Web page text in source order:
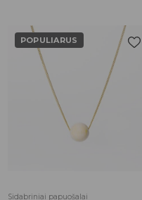
POPULIARUS
Pridėti į
patikusios
Sidabriniai papuošalai